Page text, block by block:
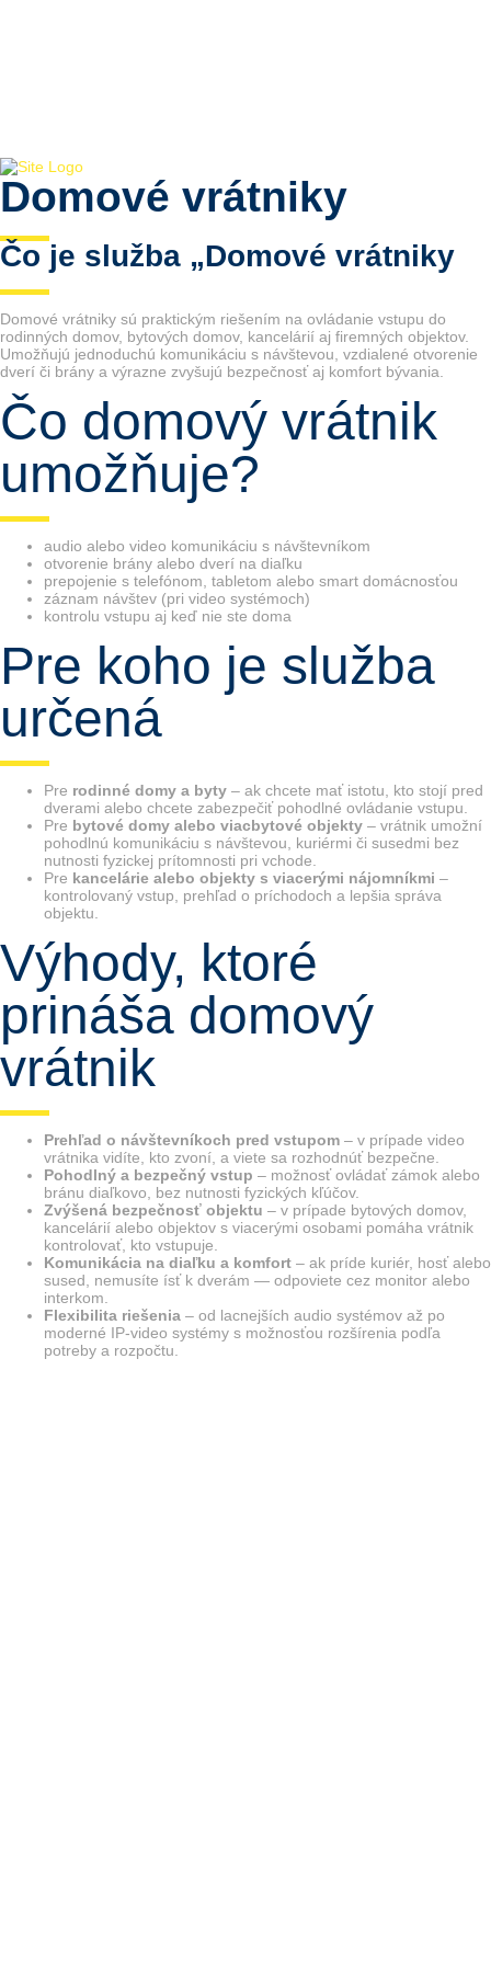
Domové vrátniky
Čo je služba „Domové vrátniky
Domové vrátniky sú praktickým riešením na ovládanie vstupu do
rodinných domov, bytových domov, kancelárií aj firemných objektov.
Umožňujú jednoduchú komunikáciu s návštevou, vzdialené otvorenie
dverí či brány a výrazne zvyšujú bezpečnosť aj komfort bývania.
Čo domový vrátnik
umožňuje?
audio alebo video komunikáciu s návštevníkom
otvorenie brány alebo dverí na diaľku
prepojenie s telefónom, tabletom alebo smart domácnosťou
záznam návštev (pri video systémoch)
kontrolu vstupu aj keď nie ste doma
Pre koho je služba
určená
Pre rodinné domy a byty – ak chcete mať istotu, kto stojí pred
dverami alebo chcete zabezpečiť pohodlné ovládanie vstupu.
Pre bytové domy alebo viacbytové objekty – vrátnik umožní
pohodlnú komunikáciu s návštevou, kuriérmi či susedmi bez
nutnosti fyzickej prítomnosti pri vchode.
Pre kancelárie alebo objekty s viacerými nájomníkmi –
kontrolovaný vstup, prehľad o príchodoch a lepšia správa
objektu.
Výhody, ktoré
prináša domový
vrátnik
Prehľad o návštevníkoch pred vstupom – v prípade video
vrátnika vidíte, kto zvoní, a viete sa rozhodnúť bezpečne.
Pohodlný a bezpečný vstup – možnosť ovládať zámok alebo
bránu diaľkovo, bez nutnosti fyzických kľúčov.
Zvýšená bezpečnosť objektu – v prípade bytových domov,
kancelárií alebo objektov s viacerými osobami pomáha vrátnik
kontrolovať, kto vstupuje.
Komunikácia na diaľku a komfort – ak príde kuriér, hosť alebo
sused, nemusíte ísť k dverám — odpoviete cez monitor alebo
interkom.
Flexibilita riešenia – od lacnejších audio systémov až po
moderné IP-video systémy s možnosťou rozšírenia podľa
potreby a rozpočtu.